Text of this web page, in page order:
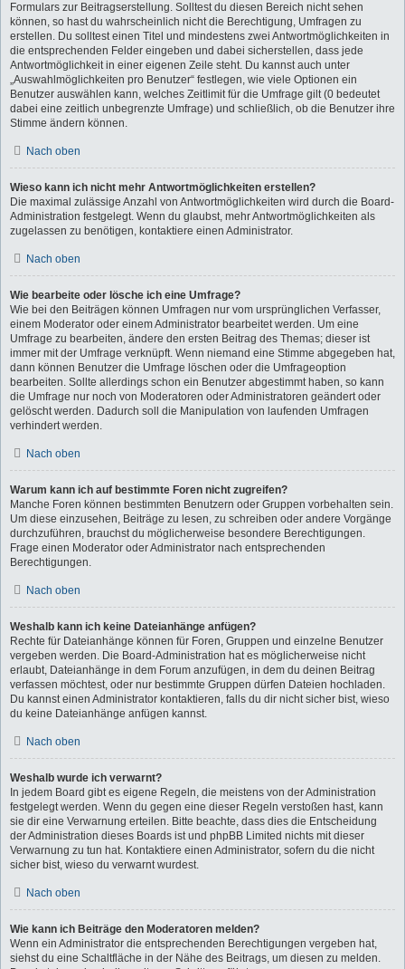
Formulars zur Beitragserstellung. Solltest du diesen Bereich nicht sehen
können, so hast du wahrscheinlich nicht die Berechtigung, Umfragen zu
erstellen. Du solltest einen Titel und mindestens zwei Antwortmöglichkeiten in
die entsprechenden Felder eingeben und dabei sicherstellen, dass jede
Antwortmöglichkeit in einer eigenen Zeile steht. Du kannst auch unter
„Auswahlmöglichkeiten pro Benutzer“ festlegen, wie viele Optionen ein
Benutzer auswählen kann, welches Zeitlimit für die Umfrage gilt (0 bedeutet
dabei eine zeitlich unbegrenzte Umfrage) und schließlich, ob die Benutzer ihre
Stimme ändern können.
Nach oben
Wieso kann ich nicht mehr Antwortmöglichkeiten erstellen?
Die maximal zulässige Anzahl von Antwortmöglichkeiten wird durch die Board-
Administration festgelegt. Wenn du glaubst, mehr Antwortmöglichkeiten als
zugelassen zu benötigen, kontaktiere einen Administrator.
Nach oben
Wie bearbeite oder lösche ich eine Umfrage?
Wie bei den Beiträgen können Umfragen nur vom ursprünglichen Verfasser,
einem Moderator oder einem Administrator bearbeitet werden. Um eine
Umfrage zu bearbeiten, ändere den ersten Beitrag des Themas; dieser ist
immer mit der Umfrage verknüpft. Wenn niemand eine Stimme abgegeben hat,
dann können Benutzer die Umfrage löschen oder die Umfrageoption
bearbeiten. Sollte allerdings schon ein Benutzer abgestimmt haben, so kann
die Umfrage nur noch von Moderatoren oder Administratoren geändert oder
gelöscht werden. Dadurch soll die Manipulation von laufenden Umfragen
verhindert werden.
Nach oben
Warum kann ich auf bestimmte Foren nicht zugreifen?
Manche Foren können bestimmten Benutzern oder Gruppen vorbehalten sein.
Um diese einzusehen, Beiträge zu lesen, zu schreiben oder andere Vorgänge
durchzuführen, brauchst du möglicherweise besondere Berechtigungen.
Frage einen Moderator oder Administrator nach entsprechenden
Berechtigungen.
Nach oben
Weshalb kann ich keine Dateianhänge anfügen?
Rechte für Dateianhänge können für Foren, Gruppen und einzelne Benutzer
vergeben werden. Die Board-Administration hat es möglicherweise nicht
erlaubt, Dateianhänge in dem Forum anzufügen, in dem du deinen Beitrag
verfassen möchtest, oder nur bestimmte Gruppen dürfen Dateien hochladen.
Du kannst einen Administrator kontaktieren, falls du dir nicht sicher bist, wieso
du keine Dateianhänge anfügen kannst.
Nach oben
Weshalb wurde ich verwarnt?
In jedem Board gibt es eigene Regeln, die meistens von der Administration
festgelegt werden. Wenn du gegen eine dieser Regeln verstoßen hast, kann
sie dir eine Verwarnung erteilen. Bitte beachte, dass dies die Entscheidung
der Administration dieses Boards ist und phpBB Limited nichts mit dieser
Verwarnung zu tun hat. Kontaktiere einen Administrator, sofern du die nicht
sicher bist, wieso du verwarnt wurdest.
Nach oben
Wie kann ich Beiträge den Moderatoren melden?
Wenn ein Administrator die entsprechenden Berechtigungen vergeben hat,
siehst du eine Schaltfläche in der Nähe des Beitrags, um diesen zu melden.